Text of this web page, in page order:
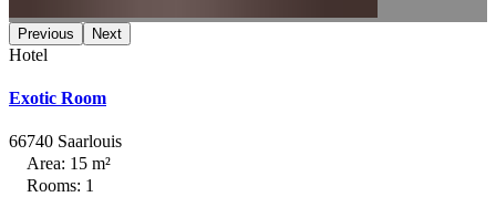
Previous Next
Hotel
Exotic Room
66740 Saarlouis
Area: 15 m²
Rooms: 1